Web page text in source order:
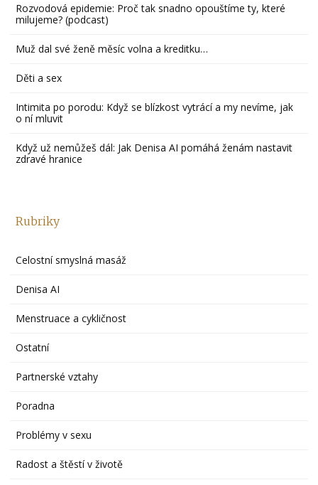
Rozvodová epidemie: Proč tak snadno opouštíme ty, které
milujeme? (podcast)
Muž dal své ženě měsíc volna a kreditku…
Děti a sex
Intimita po porodu: Když se blízkost vytrácí a my nevíme, jak
o ní mluvit
Když už nemůžeš dál: Jak Denisa AI pomáhá ženám nastavit
zdravé hranice
Rubriky
Celostní smyslná masáž
Denisa AI
Menstruace a cykličnost
Ostatní
Partnerské vztahy
Poradna
Problémy v sexu
Radost a štěstí v životě